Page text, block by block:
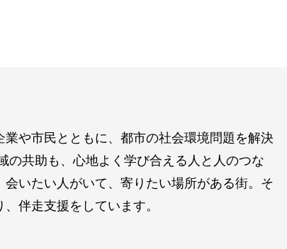
業や市民とともに、都市の社会環境問題を解決
の共助も、心地よく学び合える人と人のつな
いたい人がいて、寄りたい場所がある街。そ
伴走支援をしています。